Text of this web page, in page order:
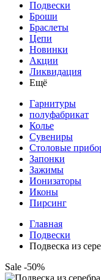
Подвески
Броши
Браслеты
Цепи
Новинки
Акции
Ликвидация
Ещё
Гарнитуры
полуфабрикат
Колье
Сувениры
Столовые
Запонки
Зажимы
Ионизаторы
Иконы
Пирсинг
Главная
Подвески
Подвеска из
Sale -50%